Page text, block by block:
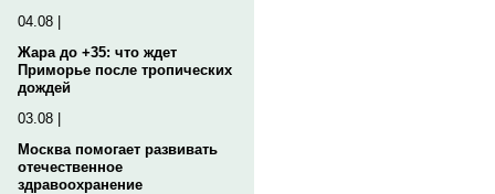
04.08 |
Жара до +35: что ждет
Приморье после тропических
дождей
03.08 |
Москва помогает развивать
отечественное
здравоохранение